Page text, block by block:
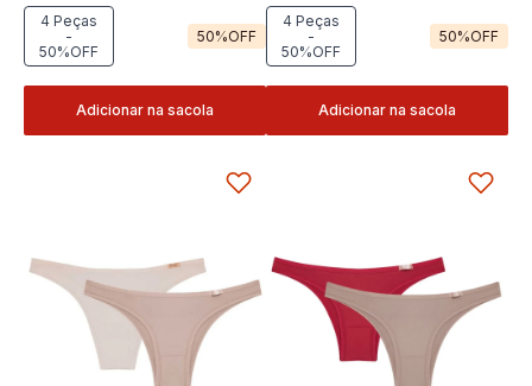
4 Peças
-
50%OFF
50%OFF
Adicionar na sacola
4 Peças
-
50%OFF
50%OFF
Adicionar na sacola